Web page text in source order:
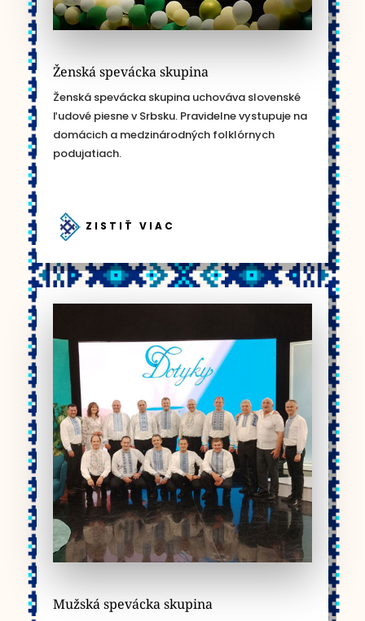
Ženská spevácka skupina
Ženská spevácka skupina uchováva slovenské
ľudové piesne v Srbsku. Pravidelne vystupuje na
domácich a medzinárodných folklórnych
podujatiach.
ZISTIŤ VIAC
Mužská spevácka skupina